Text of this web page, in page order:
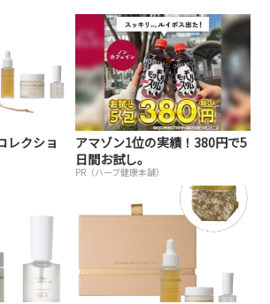
レクショ
アマゾン1位の実績！380円で5
日間お試し。
PR（ハーブ健康本舗）